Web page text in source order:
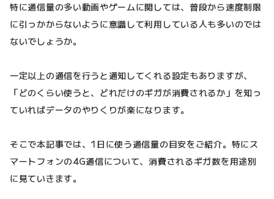
特に通信量の多い動画やゲームに関しては、普段から速度制限
に引っかからないように意識して利用している人も多いのでは
ないでしょうか。
一定以上の通信を行うと通知してくれる設定もありますが、
「どのくらい使うと、どれだけのギガが消費されるか」を知っ
ていればデータのやりくりが楽になります。
そこで本記事では、1日に使う通信量の目安をご紹介。特にス
マートフォンの4G通信について、消費されるギガ数を用途別
に見ていきます。